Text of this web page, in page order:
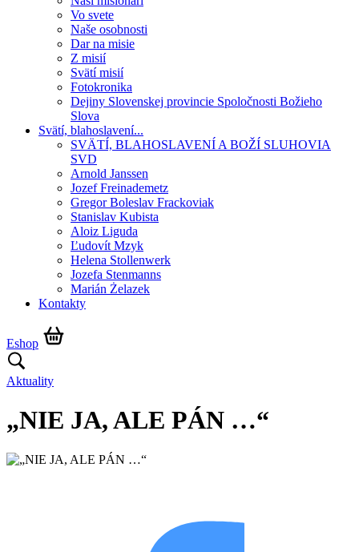
Vo svete
Naše osobnosti
Dar na misie
Z misií
Svätí misií
Fotokronika
Dejiny Slovenskej provincie Spoločnosti Božieho
Slova
Svätí, blahoslavení...
SVÄTÍ, BLAHOSLAVENÍ A BOŽÍ SLUHOVIA
SVD
Arnold Janssen
Jozef Freinademetz
Gregor Boleslav Frackoviak
Stanislav Kubista
Aloiz Liguda
Ľudovít Mzyk
Helena Stollenwerk
Jozefa Stenmanns
Marián Żelazek
Kontakty
Eshop
Aktuality
„NIE JA, ALE PÁN …“